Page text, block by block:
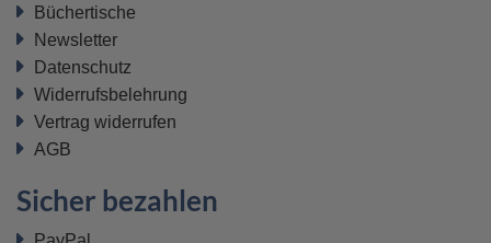
Büchertische
Newsletter
Datenschutz
Widerrufsbelehrung
Vertrag widerrufen
AGB
Sicher bezahlen